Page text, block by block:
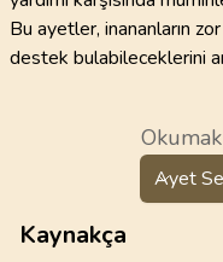
Bu ayetler, inananların
destek bulabileceklerini
Ayet
Kaynakça